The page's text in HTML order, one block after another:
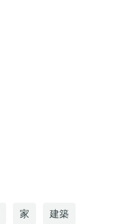
家 建築